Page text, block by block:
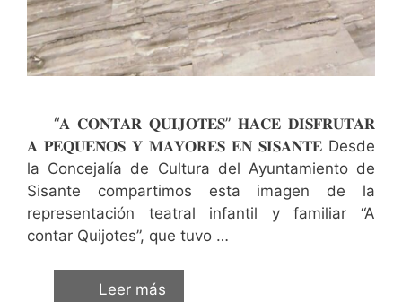
“𝐀 𝐂𝐎𝐍𝐓𝐀𝐑 𝐐𝐔𝐈𝐉𝐎𝐓𝐄𝐒” 𝐇𝐀𝐂𝐄 𝐃𝐈𝐒𝐅𝐑𝐔𝐓𝐀𝐑
𝐀 𝐏𝐄𝐐𝐔𝐄𝐍̃𝐎𝐒 𝐘 𝐌𝐀𝐘𝐎𝐑𝐄𝐒 𝐄𝐍 𝐒𝐈𝐒𝐀𝐍𝐓𝐄 Desde
la Concejalía de Cultura del Ayuntamiento de
Sisante compartimos esta imagen de la
representación teatral infantil y familiar “A
contar Quijotes”, que tuvo …
Leer más